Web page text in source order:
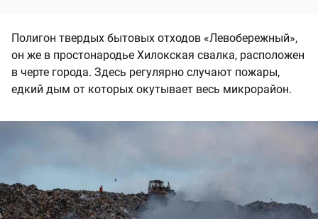
Полигон твердых бытовых отходов «Левобережный»,
он же в простонародье Хилокская свалка, расположен
в черте города. Здесь регулярно случают пожары,
едкий дым от которых окутывает весь микрорайон.